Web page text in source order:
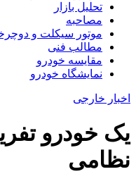
تحلیل بازار
مصاحبه
موتور سیکلت و
مطالب فنی
مقایسه خودرو
نمایشگاه خودرو
اخبار خارجی
یک خودرو
نظامی